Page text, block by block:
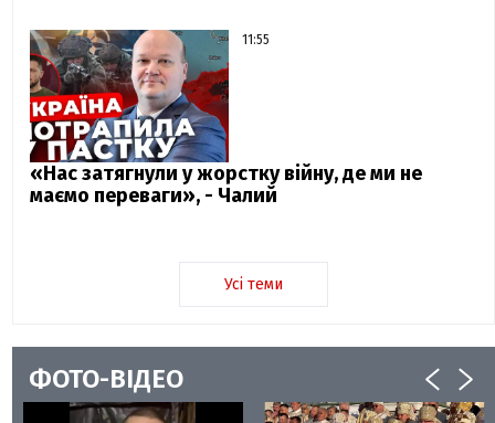
11:55
«Нас затягнули у жорстку війну, де ми не
маємо переваги», - Чалий
Усі теми
ФОТО-ВІДЕО